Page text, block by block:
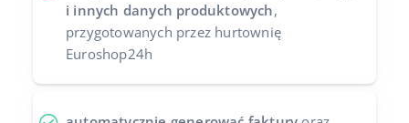
i innych danych produktowych,
przygotowanych przez hurtownię
Euroshop24h